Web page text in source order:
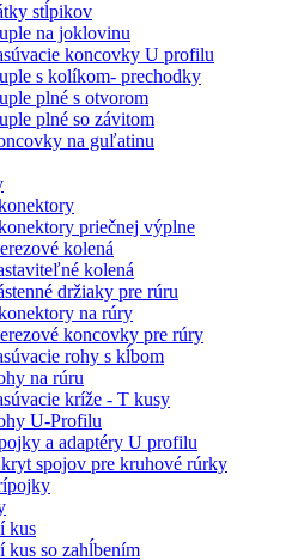
stĺpikov
na joklovinu
koncovky U profilu
s kolíkom- prechodky
plné s otvorom
plné so závitom
na guľatinu
priečnej výplne
kolená
kolená
držiaky pre rúru
na rúry
koncovky pre rúry
rohy s kĺbom
na rúru
kríže - T kusy
U-Profilu
a adaptéry U profilu
kryt spojov pre kruhové rúrky
kus
kus so zahĺbením